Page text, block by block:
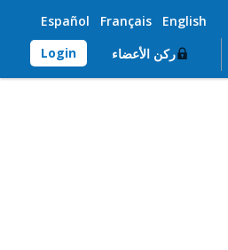
English
Français
Español
ركن الأعضاء Login